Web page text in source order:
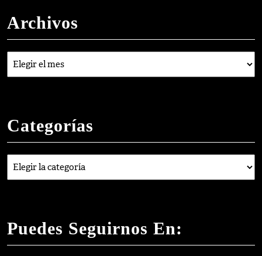
Archivos
Categorías
Puedes Seguirnos En: